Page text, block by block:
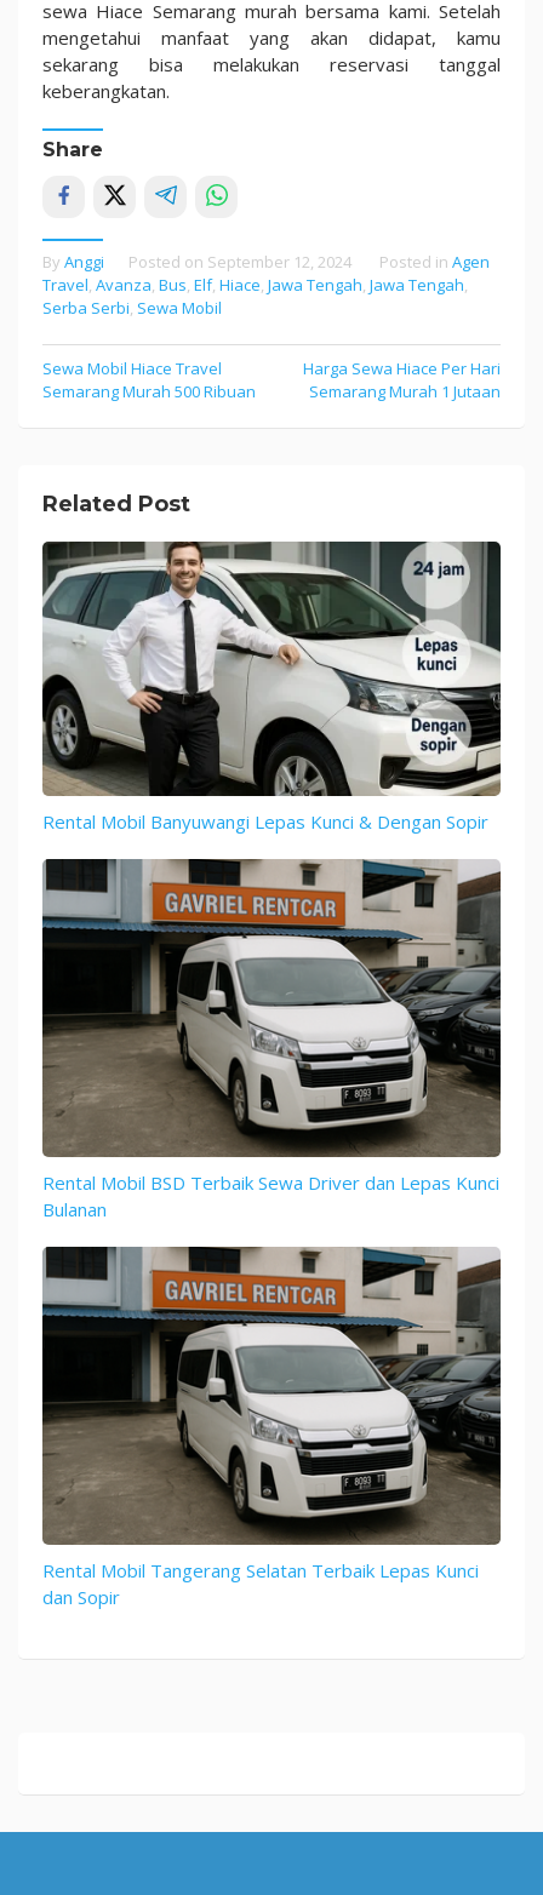
sewa Hiace Semarang murah bersama kami. Setelah
mengetahui manfaat yang akan didapat, kamu
sekarang bisa melakukan reservasi tanggal
keberangkatan.
Share
By Anggi Posted on September 12, 2024 Posted in Agen
Travel, Avanza, Bus, Elf, Hiace, Jawa Tengah, Jawa Tengah,
Serba Serbi, Sewa Mobil
Post
navigation
Sewa Mobil Hiace Travel
Semarang Murah 500 Ribuan
Harga Sewa Hiace Per Hari
Semarang Murah 1 Jutaan
Related Post
Rental Mobil Banyuwangi Lepas Kunci & Dengan Sopir
Rental Mobil BSD Terbaik Sewa Driver dan Lepas Kunci
Bulanan
Rental Mobil Tangerang Selatan Terbaik Lepas Kunci
dan Sopir